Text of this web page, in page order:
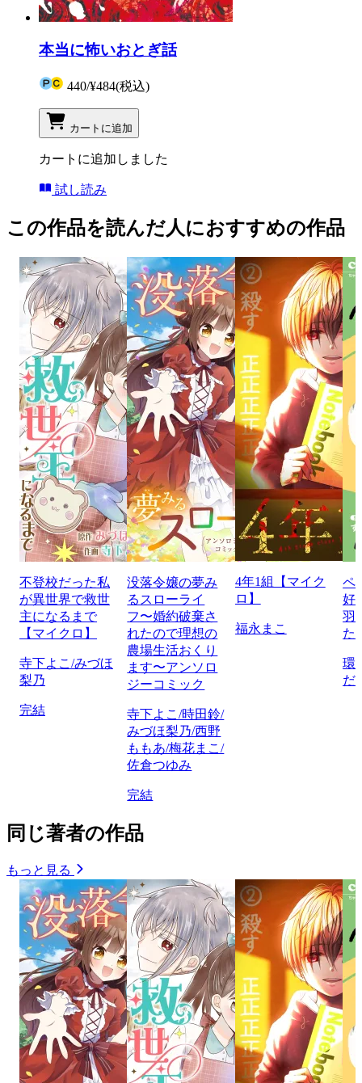
本当に怖いおとぎ話
440/¥484(税込)
カートに追加
カートに追加しました
試し読み
この作品を読んだ人におすすめの作品
不登校だった私
が異世界で救世
主になるまで
【マイクロ】
寺下よこ/みづほ
梨乃
完結
没落令嬢の夢み
るスローライ
フ〜婚約破棄さ
れたので理想の
農場生活おくり
ます〜アンソロ
ジーコミック
寺下よこ/時田鈴/
みづほ梨乃/西野
ももあ/梅花まこ/
佐倉つゆみ
完結
4年1組【マイク
ロ】
福永まこ
ペ
好
羽
た
環
だ
同じ著者の作品
もっと見る